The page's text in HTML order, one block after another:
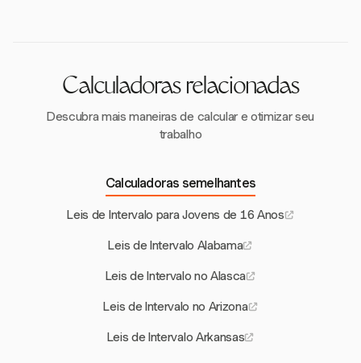
Calculadoras relacionadas
Descubra mais maneiras de calcular e otimizar seu
trabalho
Calculadoras semelhantes
Leis de Intervalo para Jovens de 16 Anos
Leis de Intervalo Alabama
Leis de Intervalo no Alasca
Leis de Intervalo no Arizona
Leis de Intervalo Arkansas